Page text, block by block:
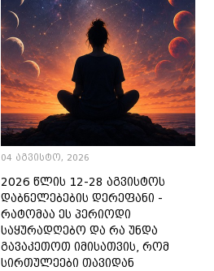
04 აგვისტო, 2026
2026 წლის 12-28 აგვისტოს
დაბნელებების დერეფანი -
რატომაა ეს პერიოდი
საყურადღებო და რა უნდა
გავაკეთოთ იმისათვის, რომ
სირთულეები თავიდან